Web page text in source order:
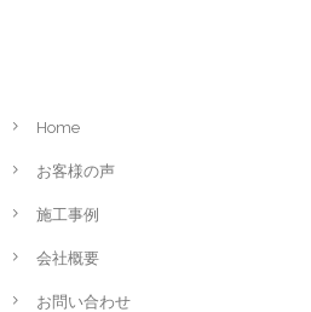
Home
お客様の声
施工事例
会社概要
お問い合わせ